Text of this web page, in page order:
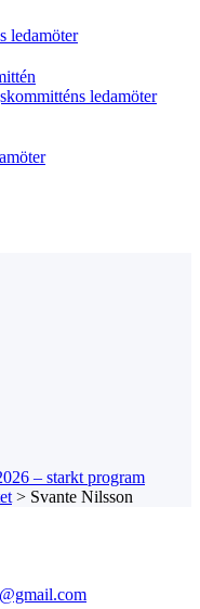
ledamöter
ledamöter
– starkt program
> Svante Nilsson